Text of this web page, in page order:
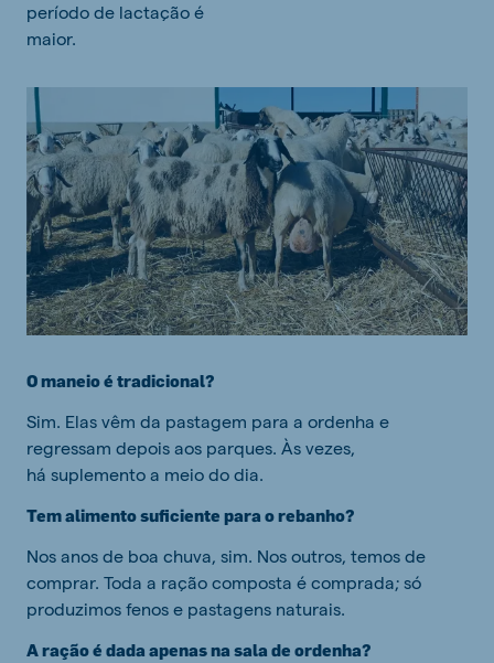
período de lactação é
maior.
O maneio é tradicional?
Sim. Elas vêm da pastagem para a ordenha e
regressam depois aos parques. Às vezes,
há suplemento a meio do dia.
Tem alimento suficiente para o rebanho?
Nos anos de boa chuva, sim. Nos outros, temos de
comprar. Toda a ração composta é comprada; só
produzimos fenos e pastagens naturais.
A ração é dada apenas na sala de ordenha?